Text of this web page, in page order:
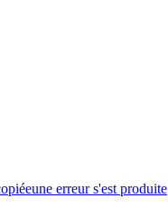
une erreur s'est produite